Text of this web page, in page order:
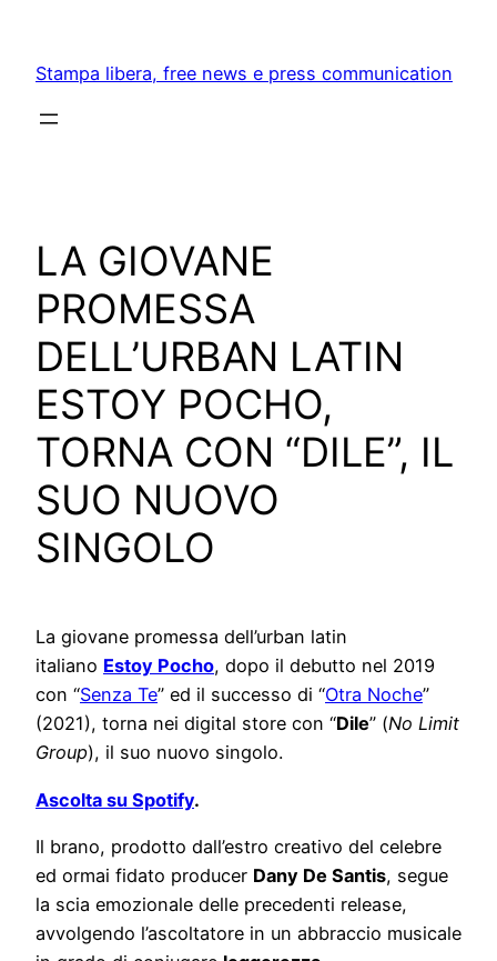
content
Stampa libera, free news e press communication
LA GIOVANE
PROMESSA
DELL’URBAN LATIN
ESTOY POCHO,
TORNA CON “DILE”, IL
SUO NUOVO
SINGOLO
La giovane promessa dell’urban latin
italiano Estoy Pocho, dopo il debutto nel 2019
con “Senza Te” ed il successo di “Otra Noche”
(2021), torna nei digital store con “Dile” (No Limit
Group), il suo nuovo singolo.
Ascolta su Spotify.
Il brano, prodotto dall’estro creativo del celebre
ed ormai fidato producer Dany De Santis, segue
la scia emozionale delle precedenti release,
avvolgendo l’ascoltatore in un abbraccio musicale